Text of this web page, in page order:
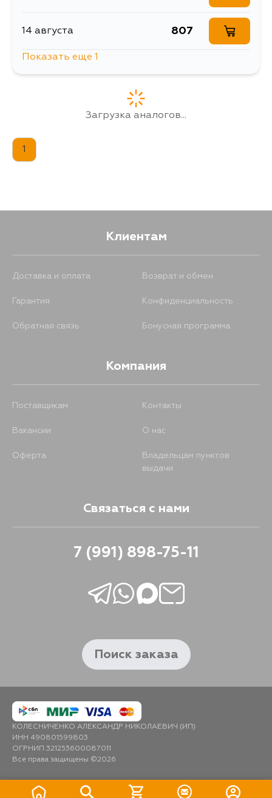
14 августа 807
Показать еще 1
Загрузка аналогов...
1
Клиентам
Доставка и оплата Возврат и обмен
Гарантия Конфиденциальность
Обратная связь Бонусная программа
Компания
Поставщикам Контакты
Вакансии О нас
Оферта
Владельцам пунктов
выдачи
Связаться с нами
7 (991) 898-75-11
Поиск заказа
КОЛЕСНИЧЕНКО АЛЕКСАНДР НИКОЛАЕВИЧ (ИП)
ИНН 490801599803
ОГРНИП 321253600087011
Все права защищены ©2026